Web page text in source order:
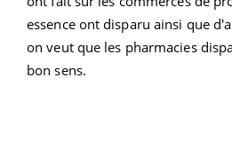
essence ont disparu ainsi que
on veut que les pharmacies
bon sens.